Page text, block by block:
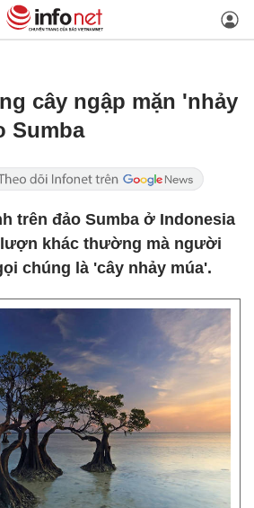
cây ngập mặn 'nhảy
Sumba
trên đảo Sumba ở Indonesia
khác thường mà người
chúng là 'cây nhảy múa'.